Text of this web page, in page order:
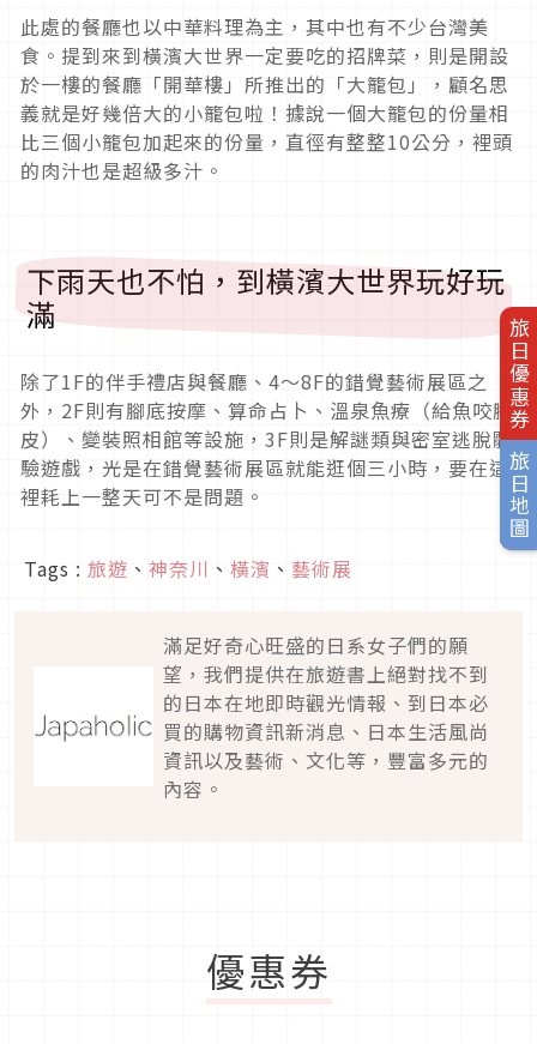
旅日優惠券
旅日地圖
此處的餐廳也以中華料理為主，其中也有不少台灣美
食。提到來到橫濱大世界一定要吃的招牌菜，則是開設
於一樓的餐廳「開華樓」所推出的「大籠包」，顧名思
義就是好幾倍大的小籠包啦！據說一個大籠包的份量相
比三個小籠包加起來的份量，直徑有整整10公分，裡頭
的肉汁也是超級多汁。
下雨天也不怕，到橫濱大世界玩好玩
滿
除了1F的伴手禮店與餐廳、4～8F的錯覺藝術展區之
外，2F則有腳底按摩、算命占卜、溫泉魚療（給魚咬腳
皮）、變裝照相館等設施，3F則是解謎類與密室逃脫體
驗遊戲，光是在錯覺藝術展區就能逛個三小時，要在這
裡耗上一整天可不是問題。
Tags : 旅遊 、 神奈川 、 橫濱 、 藝術展
滿足好奇心旺盛的日系女子們的願
望，我們提供在旅遊書上絕對找不到
的日本在地即時觀光情報、到日本必
買的購物資訊新消息、日本生活風尚
資訊以及藝術、文化等，豐富多元的
內容。
優惠券